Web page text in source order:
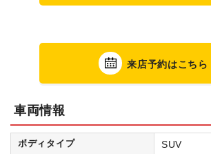
来店予約はこちら
車両情報
ボディタイプ SUV